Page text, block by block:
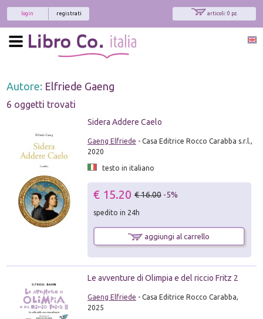
articoli: 0 pz.
registrati
login
Autore: Elfriede Gaeng
6 oggetti trovati
Sidera Addere Caelo
Gaeng Elfriede - Casa Editrice Rocco Carabba s.r.l.,
2020
testo in italiano
€ 15.20 € 16.00 -5%
spedito in 24h
aggiungi al carrello
Le avventure di Olimpia e del riccio Fritz 2
Gaeng Elfriede - Casa Editrice Rocco Carabba,
2025